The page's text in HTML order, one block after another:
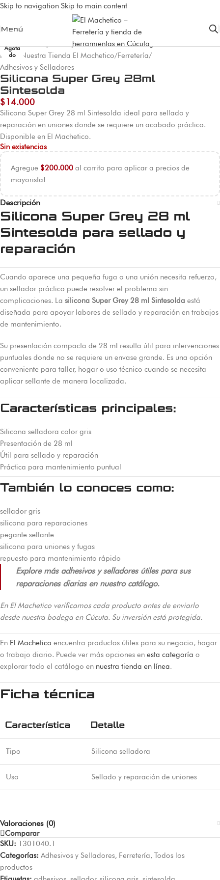
Skip to navigation Skip to main content
Menú
Agota
do
Inicio Nuestra Tienda El Machetico/Ferretería/
Adhesivos y Selladores
Silicona Super Grey 28ml
Sintesolda
$14.000
Silicona Super Grey 28 ml Sintesolda ideal para sellado y
reparación en uniones donde se requiere un acabado práctico.
Disponible en El Machetico.
Sin existencias
Agregue $200.000 al carrito para aplicar a precios de
mayorista!
Descripción
Silicona Super Grey 28 ml
Sintesolda para sellado y
reparación
Cuando aparece una pequeña fuga o una unión necesita refuerzo,
un sellador práctico puede resolver el problema sin
complicaciones. La silicona Super Grey 28 ml Sintesolda está
diseñada para apoyar labores de sellado y reparación en trabajos
de mantenimiento.
Su presentación compacta de 28 ml resulta útil para intervenciones
puntuales donde no se requiere un envase grande. Es una opción
conveniente para taller, hogar o uso técnico cuando se necesita
aplicar sellante de manera localizada.
Características principales:
Silicona selladora color gris
Presentación de 28 ml
Útil para sellado y reparación
Práctica para mantenimiento puntual
También lo conoces como:
sellador gris
silicona para reparaciones
pegante sellante
silicona para uniones y fugas
repuesto para mantenimiento rápido
Explore más adhesivos y selladores útiles para sus
reparaciones diarias en nuestro catálogo.
En El Machetico verificamos cada producto antes de enviarlo
desde nuestra bodega en Cúcuta. Su inversión está protegida.
En El Machetico encuentra productos útiles para su negocio, hogar
o trabajo diario. Puede ver más opciones en esta categoría o
explorar todo el catálogo en nuestra tienda en línea.
Ficha técnica
Característica Detalle
Tipo Silicona selladora
Uso Sellado y reparación de uniones
Valoraciones (0)
Comparar
SKU: 1301040.1
Categorías: Adhesivos y Selladores, Ferretería, Todos los
productos